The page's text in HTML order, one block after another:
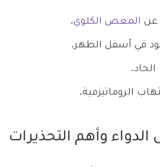
عن المغص الكلوي.
في أسفل الظهر.
الروماتيزمية.
وأهم التحذيرات